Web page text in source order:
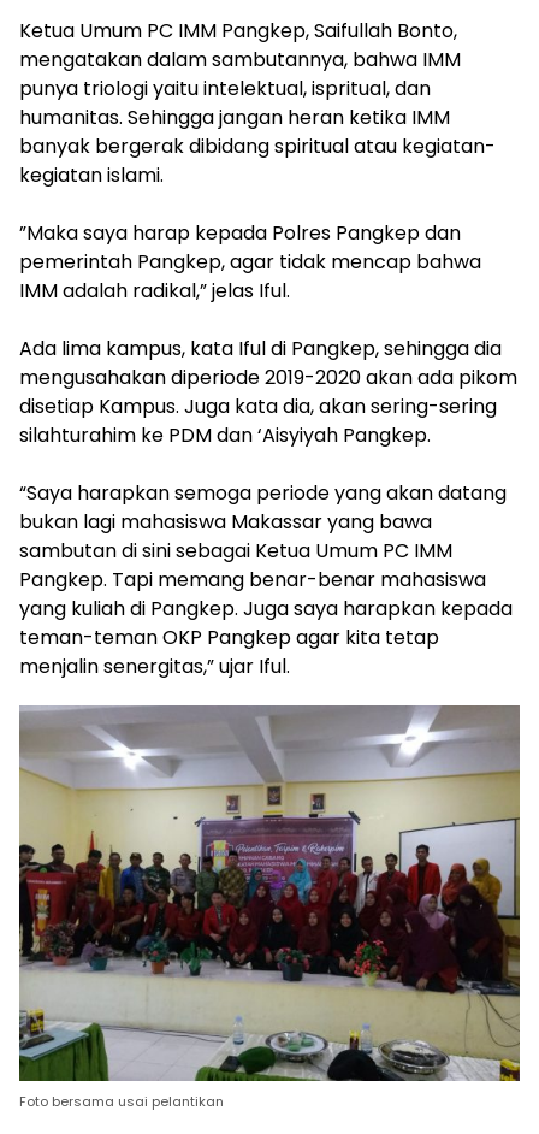
​​Ketua Umum PC IMM Pangkep, Saifullah Bonto,
mengatakan dalam sambutannya, bahwa IMM
punya triologi yaitu intelektual, ispritual, dan
humanitas. Sehingga jangan heran ketika IMM
banyak bergerak dibidang spiritual atau kegiatan-
kegiatan islami.
​”Maka saya harap kepada Polres Pangkep dan
pemerintah Pangkep, agar tidak mencap bahwa
IMM adalah radikal,” jelas Iful.
Ada lima kampus, kata Iful di Pangkep, sehingga dia
mengusahakan diperiode 2019-2020 akan ada pikom
disetiap Kampus. Juga kata dia, akan sering-sering
silahturahim ke PDM dan ‘Aisyiyah Pangkep.
“Saya harapkan semoga periode yang akan datang
bukan lagi mahasiswa Makassar yang bawa
sambutan di sini sebagai Ketua Umum PC IMM
Pangkep. Tapi memang benar-benar mahasiswa
yang kuliah di Pangkep. Juga saya harapkan kepada
teman-teman OKP Pangkep agar kita tetap
menjalin senergitas,” ujar Iful.
Foto bersama usai pelantikan